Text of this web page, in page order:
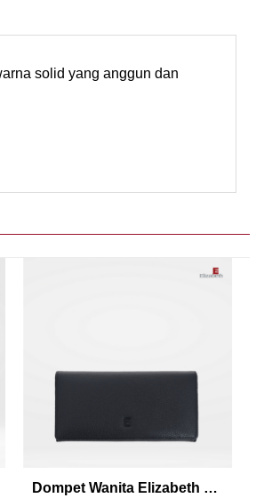
solid yang anggun dan
Dompet Wanita Elizabeth Leather Wallet 0111-0050